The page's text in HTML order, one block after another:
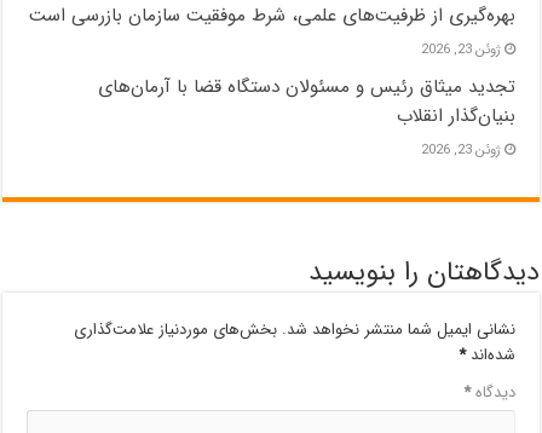
بهره‌گیری از ظرفیت‌های علمی، شرط موفقیت سازمان بازرسی است
ژوئن 23, 2026
تجدید میثاق رئیس و مسئولان دستگاه قضا با آرمان‌های
بنیان‌گذار انقلاب
ژوئن 23, 2026
دیدگاهتان را بنویسید
نشانی ایمیل شما منتشر نخواهد شد. بخش‌های موردنیاز علامت‌گذاری
شده‌اند*
دیدگاه*